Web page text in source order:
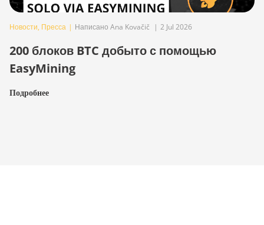
Новости, Пресса | Написано Ana Kovačič | 2 Jul 2026
200 блоков BTC добыто с помощью
EasyMining
Подробнее